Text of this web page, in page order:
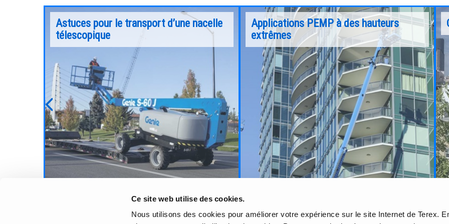
Ce site web utilise des cookies.
Nous utilisons des cookies pour améliorer votre expérience sur le site Internet de Terex.
Previous
Astuces pour le transport d’une nacelle
télescopique
Applications PEMP à des hauteurs
extrêmes
Au cours des deux dernières décennies et avec
l’évolution continue des besoins en chantier,
les constructeurs comme Genie® ont
développé des nacelles élévatrices capables de
monter plus haut, de soulever plus lourd et de
répondre à des applications plus extrêmes, qui
offrent toujours plus d’options pour accéder
aux chantiers élevés, difficile d’accès.
Continuer la lecture
Depuis le premier élévateur de matériaux à air
comprimé de 1966 qui a initié un marché,
jusqu'aux machines récentes qui sortent de
nos usines, Genie® a toujours été la marque
référence des plateformes élévatrices mobiles
de personnel (PEMP).
Continuer la lecture